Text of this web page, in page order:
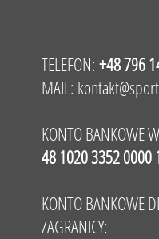
TELEFON: +48 796
MAIL:
KONTO BANKOWE
48 1020 3352 0000
KONTO BANKOWE
ZAGRANICY: